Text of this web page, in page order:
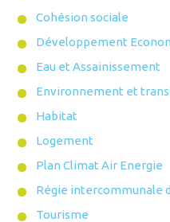
Cohésion sociale
Développement
Eau et Assainissement
Environnement et
Habitat
Logement
Plan Climat Air Energie
Régie intercommunale
Tourisme